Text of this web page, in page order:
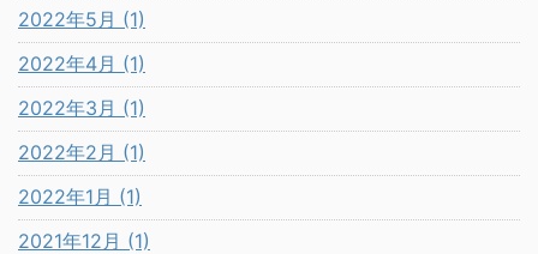
2022年5月 (1)
2022年4月 (1)
2022年3月 (1)
2022年2月 (1)
2022年1月 (1)
2021年12月 (1)